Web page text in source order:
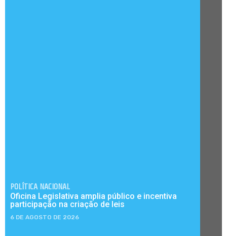
POLÍTICA NACIONAL
Oficina Legislativa amplia público e incentiva
participação na criação de leis
6 DE AGOSTO DE 2026